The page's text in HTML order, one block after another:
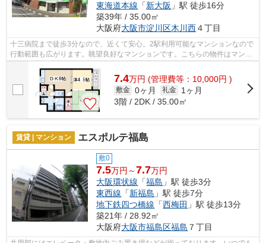
東海道本線 「新大阪 」駅 徒歩16分
築39年 / 35.00㎡
大阪府大阪市淀川区木川西４丁目
十三病院まで徒歩3分なので、近くて安心。2駅利用可能なマンションなので
行動範囲も広がります。眺望良好なマンションです。こちらの物件はマンシ
7.4万円 (管理費等：10,000円 )
敷金 0ヶ月 礼金
1ヶ月
3階 / 2DK / 35.00㎡
賃貸 | マンション エスポルテ福島
敷0
7.5万円～7.7万円
大阪環状線 「福島 」駅 徒歩3分
東西線 「新福島 」駅 徒歩7分
地下鉄四つ橋線 「西梅田 」駅 徒歩13分
築21年 / 28.92㎡
大阪府大阪市福島区福島 ７丁目